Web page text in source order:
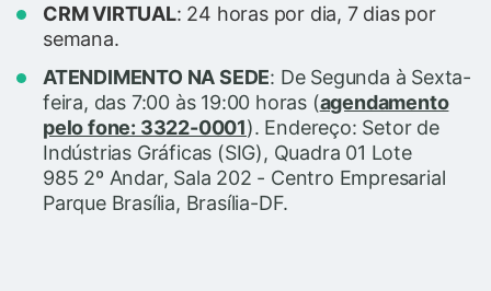
CRM VIRTUAL: 24 horas por dia, 7 dias por
semana.
ATENDIMENTO NA SEDE: De Segunda à Sexta-
feira, das 7:00 às 19:00 horas (agendamento
pelo fone: 3322-0001). Endereço: Setor de
Indústrias Gráficas (SIG), Quadra 01 Lote
985 2º Andar, Sala 202 - Centro Empresarial
Parque Brasília, Brasília-DF.